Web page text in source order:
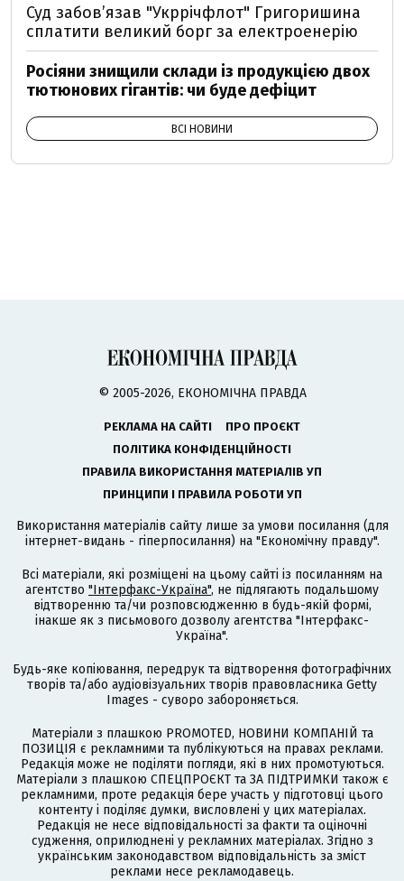
Суд забов’язав "Укррічфлот" Григоришина
сплатити великий борг за електроенерію
Росіяни знищили склади із продукцією двох
тютюнових гігантів: чи буде дефіцит
ВСІ НОВИНИ
© 2005-2026, ЕКОНОМІЧНА ПРАВДА
РЕКЛАМА НА САЙТІ
ПРО ПРОЄКТ
ПОЛІТИКА КОНФІДЕНЦІЙНОСТІ
ПРАВИЛА ВИКОРИСТАННЯ МАТЕРІАЛІВ УП
ПРИНЦИПИ І ПРАВИЛА РОБОТИ УП
Використання матеріалів сайту лише за умови посилання (для
інтернет-видань - гіперпосилання) на "Економічну правду".
Всі матеріали, які розміщені на цьому сайті із посиланням на
агентство "Інтерфакс-Україна", не підлягають подальшому
відтворенню та/чи розповсюдженню в будь-якій формі,
інакше як з письмового дозволу агентства "Інтерфакс-
Україна".
Будь-яке копіювання, передрук та відтворення фотографічних
творів та/або аудіовізуальних творів правовласника Getty
Images - суворо забороняється.
Матеріали з плашкою PROMOTED, НОВИНИ КОМПАНІЙ та
ПОЗИЦІЯ є рекламними та публікуються на правах реклами.
Редакція може не поділяти погляди, які в них промотуються.
Матеріали з плашкою СПЕЦПРОЄКТ та ЗА ПІДТРИМКИ також є
рекламними, проте редакція бере участь у підготовці цього
контенту і поділяє думки, висловлені у цих матеріалах.
Редакція не несе відповідальності за факти та оціночні
судження, оприлюднені у рекламних матеріалах. Згідно з
українським законодавством відповідальність за зміст
реклами несе рекламодавець.